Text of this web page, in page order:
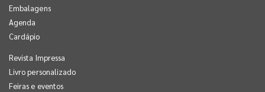
Embalagens
Agenda
Cardápio
Revista Impressa
Livro personalizado
Feiras e eventos